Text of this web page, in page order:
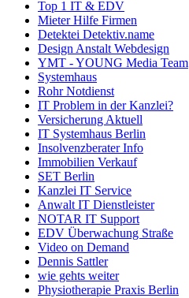
Top 1 IT & EDV
Mieter Hilfe Firmen
Detektei Detektiv.name
Design Anstalt Webdesign
YMT - YOUNG Media Team
Systemhaus
Rohr Notdienst
IT Problem in der Kanzlei?
Versicherung Aktuell
IT Systemhaus Berlin
Insolvenzberater Info
Immobilien Verkauf
SET Berlin
Kanzlei IT Service
Anwalt IT Dienstleister
NOTAR IT Support
EDV Überwachung Straße
Video on Demand
Dennis Sattler
wie gehts weiter
Physiotherapie Praxis Berlin